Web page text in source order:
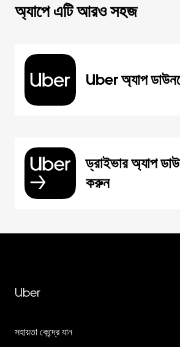
অ্যাপে এটি আরও সহজ
Uber অ্যাপ
ড্রাইভার অ্যাপ
করুন
Uber
সহায়তা কেন্দ্রে যান